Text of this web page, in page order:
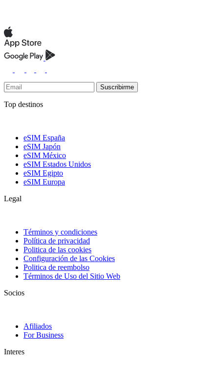
Suscribirme
Top destinos
eSIM España
eSIM Japón
eSIM México
eSIM Estados Unidos
eSIM Egipto
eSIM Europa
Legal
Términos y condiciones
Política de privacidad
Politica de las cookies
Configuración de las Cookies
Politica de reembolso
Términos de Uso del Sitio Web
Socios
Afiliados
For Business
Interes